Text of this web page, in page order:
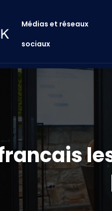
Médias et réseaux
sociaux